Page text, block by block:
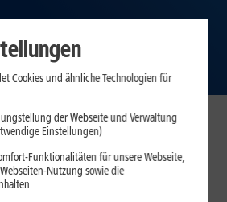
Cookies und ähnliche Technologien für
der Webseite und Verwaltung
Einstellungen)
Funktionalitäten für unsere Webseite,
Nutzung sowie die